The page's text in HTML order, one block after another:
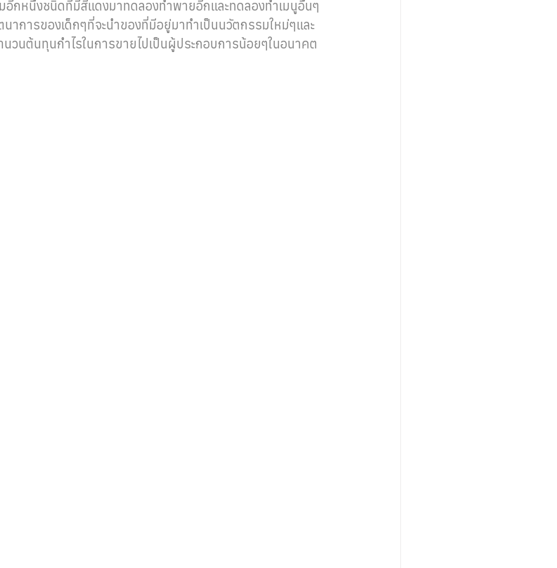
อีกหนึ่งชนิดที่มีสีแดงมาทดลองทำพายอีกและทดลองทำเมนูอื่นๆ
การของเด็กๆที่จะนำของที่มีอยู่มาทำเป็นนวัตกรรมใหม่ๆและ
นต้นทุนกำไรในการขายไปเป็นผู้ประกอบการน้อยๆในอนาคต